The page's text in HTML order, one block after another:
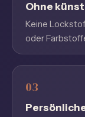
Ohne
Keine
oder